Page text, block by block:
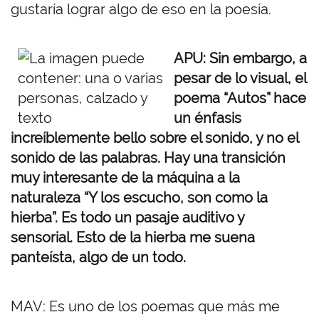
gustaría lograr algo de eso en la poesía.
APU: Sin embargo, a
pesar de lo visual, el
poema “Autos” hace
un énfasis
increíblemente bello sobre el sonido, y no el
sonido de las palabras. Hay una transición
muy interesante de la máquina a la
naturaleza “Y los escucho, son como la
hierba”. Es todo un pasaje auditivo y
sensorial. Esto de la hierba me suena
panteísta, algo de un todo.
MAV: Es uno de los poemas que más me